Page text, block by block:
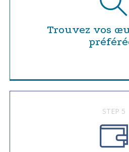
Trouvez vos
STEP 5